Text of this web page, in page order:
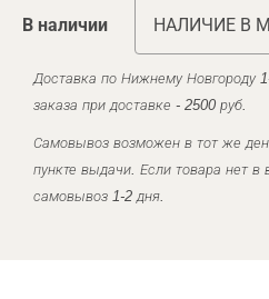
В наличии НАЛИЧИЕ В
Доставка по Нижнему Новгороду
заказа при доставке - 2500 руб.
Самовывоз возможен в тот же
пункте выдачи. Если товара нет
самовывоз 1-2 дня.